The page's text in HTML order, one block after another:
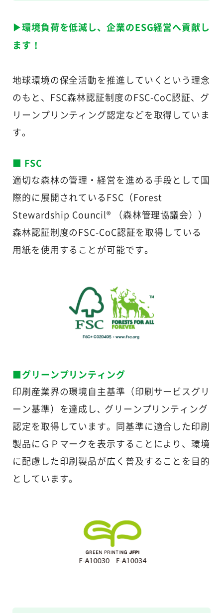
▶環境負荷を低減し、企業のESG経営へ貢献し
ます！
地球環境の保全活動を推進していくという理念
のもと、FSC森林認証制度のFSC-CoC認証、グ
リーンプリンティング認定などを取得していま
す。
■ FSC
適切な森林の管理・経営を進める手段として国
際的に展開されているFSC（Forest
Stewardship Council® （森林管理協議会））
森林認証制度のFSC-CoC認証を取得している
用紙を使用することが可能です。
■グリーンプリンティング
印刷産業界の環境自主基準（印刷サービスグリ
ーン基準）を達成し､ グリーンプリンティング
認定を取得しています。同基準に適合した印刷
製品にＧＰマークを表示することにより、環境
に配慮した印刷製品が広く普及することを目的
としています。